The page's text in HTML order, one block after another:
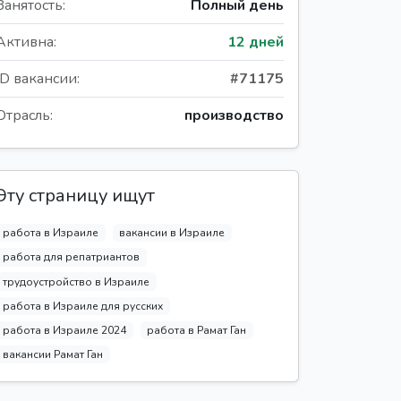
Полный день
12 дней
вакансии:
#71175
производство
страницу ищут
работа в Израиле
вакансии в Израиле
работа для репатриантов
трудоустройство в Израиле
работа в Израиле для русских
работа в Израиле 2024
работа в Рамат Ган
вакансии Рамат Ган